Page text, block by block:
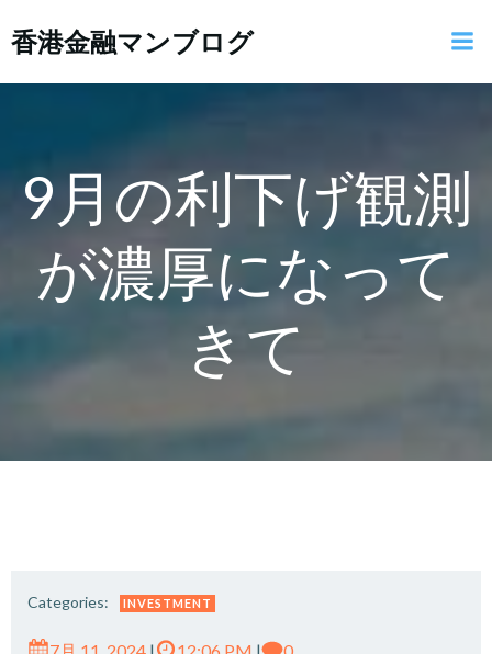
ン
ン
ス
ッ
香港金融マンブログ
9月の利下げ観測
が濃厚になって
きて
Categories: INVESTMENT